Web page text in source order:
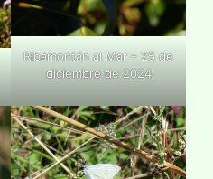
Ribamontán al Mar – 25 de
diciembre de 2024